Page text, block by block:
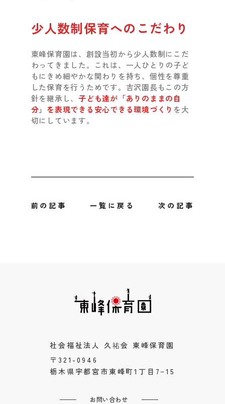
少人数制保育へのこだわり
東峰保育園は、創設当初から少人数制にこだ
わってきました。これは、一人ひとりの子ど
もにきめ細やかな関わりを持ち、個性を尊重
した保育を行うためです。吉沢園長もこの方
針を継承し、 子ども達が「ありのままの自
分」を表現できる安心できる環境づくり を大
切にしています。
前の記事 次の記事
一覧に戻る
社会福祉法人 久祐会 東峰保育園
〒321-0946
栃木県宇都宮市東峰町1丁目7−15
お問い合わせ